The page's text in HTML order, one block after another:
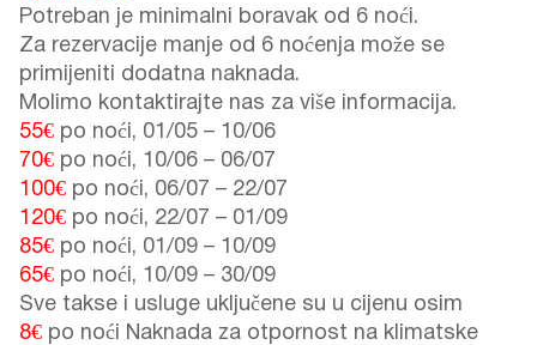
Potreban je minimalni boravak od 6 noći.
Za rezervacije manje od 6 noćenja može se
primijeniti dodatna naknada.
Molimo kontaktirajte nas za više informacija.
55€ po noći, 01/05 – 10/06
70€ po noći, 10/06 – 06/07
100€ po noći, 06/07 – 22/07
120€ po noći, 22/07 – 01/09
85€ po noći, 01/09 – 10/09
65€ po noći, 10/09 – 30/09
Sve takse i usluge uključene su u cijenu osim
8€ po noći Naknada za otpornost na klimatske